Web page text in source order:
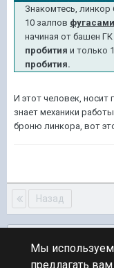
Знакомтесь,
10 залпов фугасами
начиная от башен ГК
пробития и только
пробития.
И этот человек, носит
знает механики
броню линкора, вот
Назад
Мы
предлагать